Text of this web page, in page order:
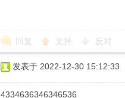
回复 支持 反对
发表于 2022-12-30 15:12:33
4334636346346536